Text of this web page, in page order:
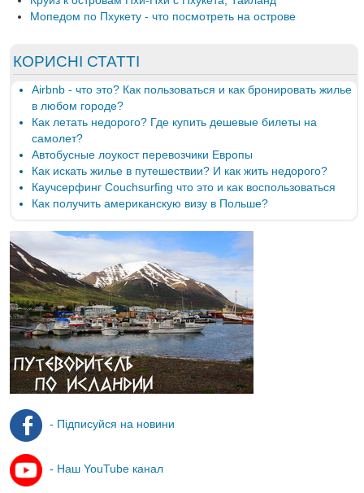
Мопедом по Пхукету - что посмотреть на острове
КОРИСНІ СТАТТІ
Airbnb - что это? Как пользоваться и как бронировать жилье
в любом городе?
Как летать недорого? Где купить дешевые билеты на
самолет?
Автобусные лоукост перевозчики Европы
Как искать жилье в путешествии? И как жить недорого?
Каучсерфинг Couchsurfing что это и как воспользоваться
Как получить американскую визу в Польше?
- Підписуйся на новини
- Наш YouTube канал